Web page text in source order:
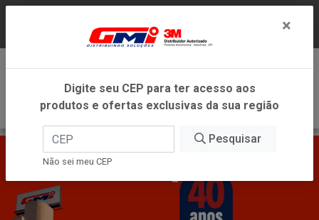
DENTRO DO ESTADO DE MINAS GERAIS.
×
Digite seu CEP para ter acesso aos
produtos e ofertas exclusivas da sua região
Pesquisar
Não sei meu CEP